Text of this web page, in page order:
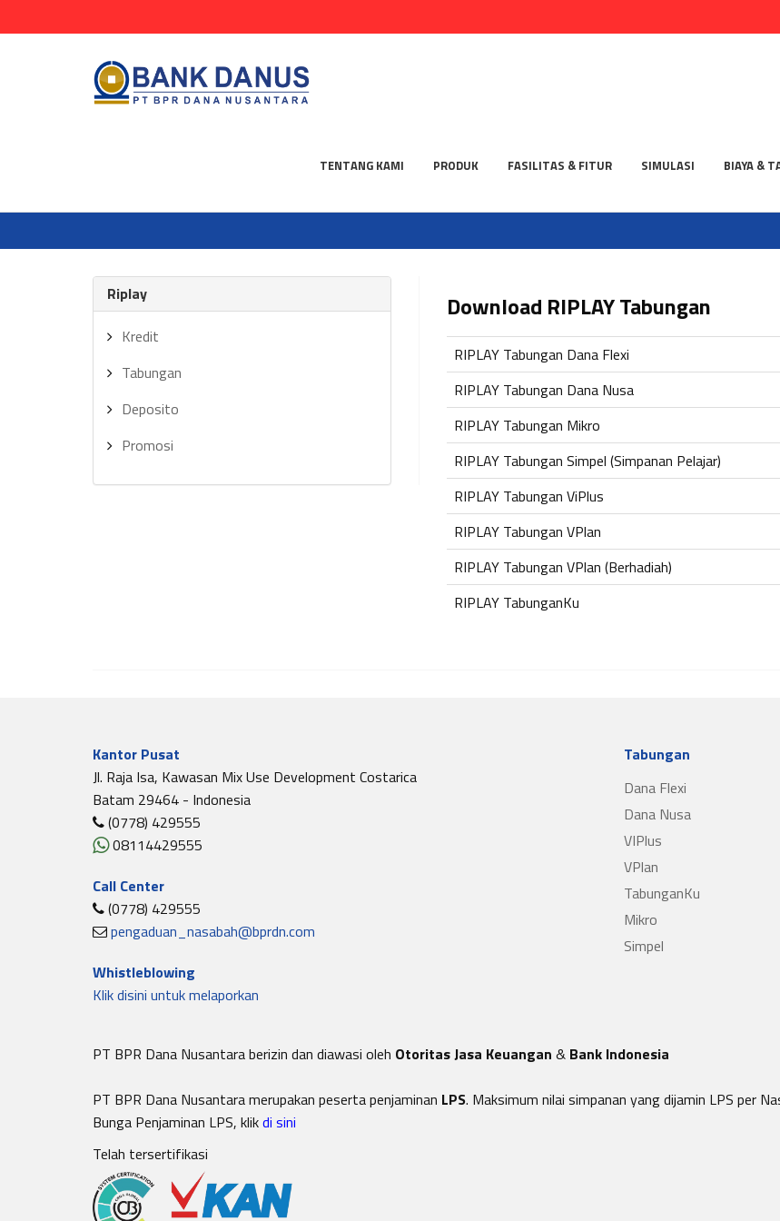
TENTANG KAMI PRODUK FASILITAS & FITUR SIMULASI BIAYA &
Riplay
Kredit
Tabungan
Deposito
Promosi
Download RIPLAY Tabungan
RIPLAY Tabungan Dana Flexi
RIPLAY Tabungan Dana Nusa
RIPLAY Tabungan Mikro
RIPLAY Tabungan Simpel (Simpanan Pelajar)
RIPLAY Tabungan ViPlus
RIPLAY Tabungan VPlan
RIPLAY Tabungan VPlan (Berhadiah)
RIPLAY TabunganKu
Kantor Pusat
Jl. Raja Isa, Kawasan Mix Use Development Costarica
Batam 29464 - Indonesia
(0778) 429555
08114429555
Call Center
(0778) 429555
pengaduan_nasabah@bprdn.com
Whistleblowing
Klik disini untuk melaporkan
Tabungan
Dana Flexi
Dana Nusa
VIPlus
VPlan
TabunganKu
Mikro
Simpel
PT BPR Dana Nusantara berizin dan diawasi oleh Otoritas Jasa Keuangan & Bank Indonesia
PT BPR Dana Nusantara merupakan peserta penjaminan LPS. Maksimum nilai simpanan yang dijamin LPS per
Bunga Penjaminan LPS, klikdi sini
Telah tersertifikasi